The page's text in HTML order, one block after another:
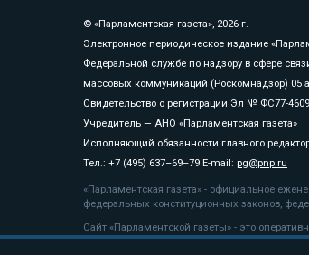
© «Парламентская газета», 2026 г.
Электронное периодическое издание
Федеральной службе по надзору в сфере
массовых коммуникаций (Роскомнадзор) 05
Свидетельство о регистрации Эл № ФС77-
Учредитель — АНО «Парламентская газета»
Исполняющий обязанности главного
Тел.: +7 (495) 637–69–79 E-mail: pg@pnp.ru
«Парламентская газета» - официальное
федеральных конституционных законов,
Сайт «Парламентской газеты» - это
«Парламентской газеты» активная ссылка на